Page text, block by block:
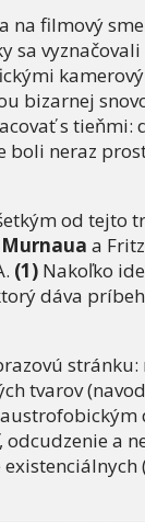
na filmový
sa vyznačovali
bizarnej
s tieňmi:
boli neraz
od tejto
Murnaua a
(1) Nakoľko ide
dáva
stránku:
tvarov
a